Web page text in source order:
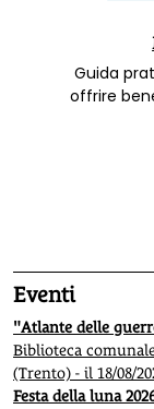
Guida
Eventi
"Atlante delle
Biblioteca
(Trento) - il 18/08/
Festa della luna